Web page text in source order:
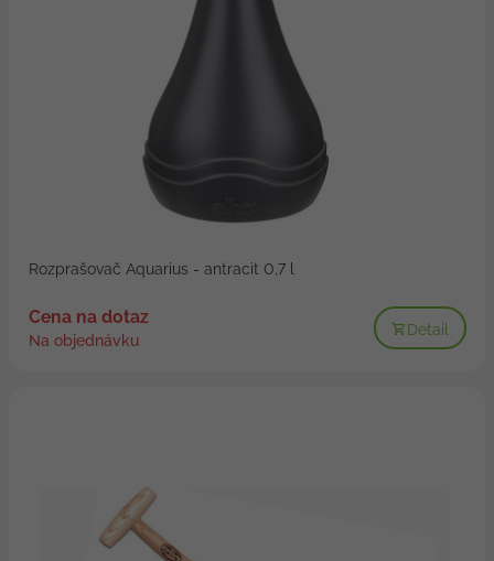
Rozprašovač Aquarius - antracit 0,7 l
Cena na dotaz
Na objednávku
Detail